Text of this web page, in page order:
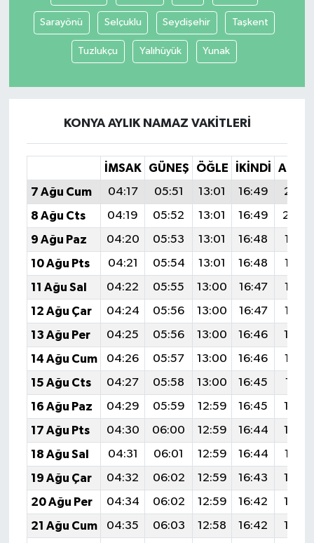
Sarayönü Selçuklu Seydişehir Taşkent
Tuzlukçu Yalıhüyük Yunak
KONYA AYLIK NAMAZ VAKITLERI
İMSAK GÜNEŞ ÖĞLE İKINDI
7 Ağu Cum
04:17 05:51 13:01 16:49
20:01
8 Ağu Cts
04:19 05:52 13:01 16:49
9 Ağu Paz
04:20 05:53 13:01 16:48
19:58
10 Ağu Pts
04:21 05:54 13:01 16:48
19:57
11 Ağu Sal
04:22 05:55 13:00 16:47
19:56
12 Ağu Çar
04:24 05:56 13:00 16:47
19:55
13 Ağu Per
04:25 05:56 13:00 16:46
19:54
14 Ağu Cum
04:26 05:57 13:00 16:46
19:52
15 Ağu Cts
04:27 05:58 13:00 16:45
19:51
16 Ağu Paz
04:29 05:59 12:59 16:45
19:50
17 Ağu Pts
04:30 06:00 12:59 16:44
19:49
18 Ağu Sal
04:31 06:01 12:59 16:44
19:47
19 Ağu Çar
04:32 06:02 12:59 16:43
19:46
20 Ağu Per
04:34 06:02 12:59 16:42
19:45
21 Ağu Cum
04:35 06:03 12:58 16:42
19:43